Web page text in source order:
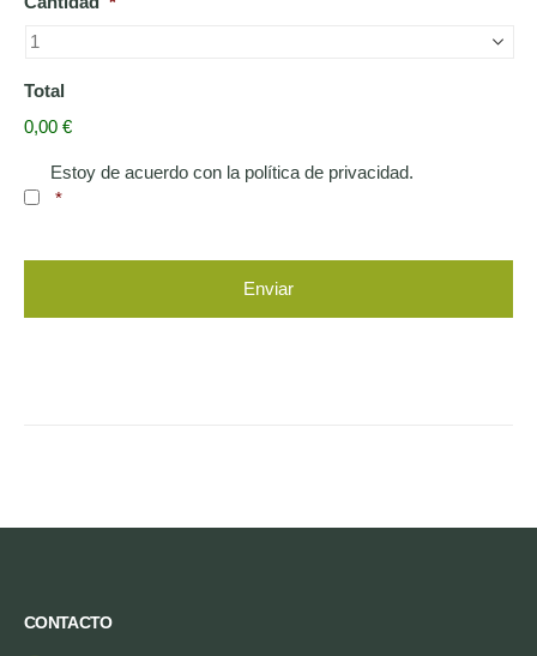
Total
0,00 €
Consentimiento *
Estoy de acuerdo con la política de privacidad.
*
CONTACTO